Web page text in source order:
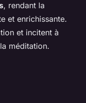
, rendant la
et enrichissante.
et incitent à
méditation.